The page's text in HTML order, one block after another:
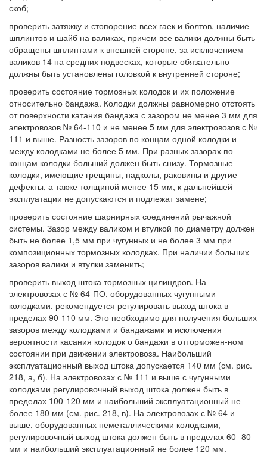
скоб;
проверить затяжку и стопорение всех гаек и болтов, наличие
шплинтов и шайб на валиках, причем все валики должны быть
обращены шплинтами к внешней стороне, за исключением
валиков 14 на средних подвесках, которые обязательно
должны быть установлены головкой к внутренней стороне;
проверить состояние тормозных колодок и их положение
относительно бандажа. Колодки должны равномерно отстоять
от поверхности катания бандажа с зазором не менее 3 мм для
электровозов № 64-110 и не менее 5 мм для электровозов с №
111 и выше. Разность зазоров по концам одной колодки и
между колодками не более 5 мм. При разных зазорах по
концам колодки больший должен быть снизу. Тормозные
колодки, имеющие грещины, надколы, раковины и другие
дефекты, а также толщиной менее 15 мм, к дальнейшей
эксплуатации не допускаются и подлежат замене;
проверить состояние шарнирных соединений рычажной
системы. Зазор между валиком и втулкой по диаметру должен
быть не более 1,5 мм при чугунных и не более 3 мм при
композиционных тормозных колодках. При наличии больших
зазоров валики и втулки заменить;
проверить выход штока тормозных цилиндров. На
электровозах с № 64-ПО, оборудованных чугунными
колодками, рекомендуется регулировать выход штока в
пределах 90-110 мм. Это необходимо для получения больших
зазоров между колодками и бандажами и исключения
вероятности касания колодок о бандажи в отторможен-ном
состоянии при движении электровоза. Наибольший
эксплуатационный выход штока допускается 140 мм (см. рис.
218, а, б). На электровозах с № 111 и выше с чугунными
колодками регулировочный выход штока должен быть в
пределах 100-120 мм и наибольший эксплуатационный не
более 180 мм (см. рис. 218, в). На электровозах с № 64 и
выше, оборудованных неметаллическими колодками,
регулировочный выход штока должен быть в пределах 60- 80
мм и наибольший эксплуатационный не более 120 мм.